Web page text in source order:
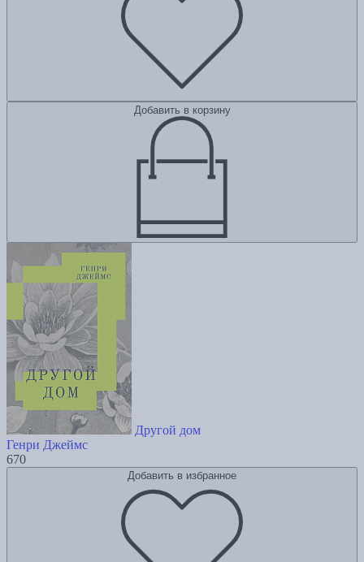
Добавить в корзину
Другой дом
Генри Джеймс
670
Добавить в избранное